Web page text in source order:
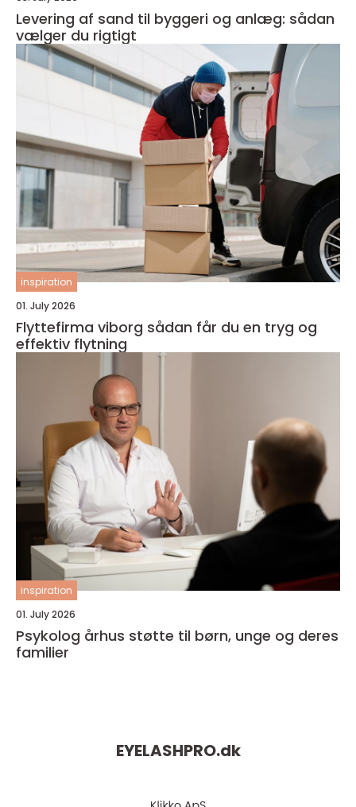
Levering af sand til byggeri og anlæg: sådan
vælger du rigtigt
inspiration
01. July 2026
Flyttefirma viborg sådan får du en tryg og
effektiv flytning
inspiration
01. July 2026
Psykolog århus støtte til børn, unge og deres
familier
EYELASHPRO.dk